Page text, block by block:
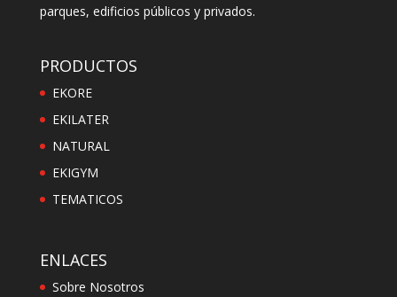
parques, edificios públicos y privados.
PRODUCTOS
EKORE
EKILATER
NATURAL
EKIGYM
TEMATICOS
ENLACES
Sobre Nosotros